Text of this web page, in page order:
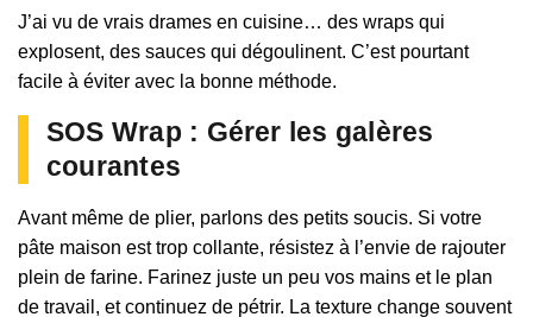
J’ai vu de vrais drames en cuisine… des wraps qui
explosent, des sauces qui dégoulinent. C’est pourtant
facile à éviter avec la bonne méthode.
SOS Wrap : Gérer les galères
courantes
Avant même de plier, parlons des petits soucis. Si votre
pâte maison est trop collante, résistez à l’envie de rajouter
plein de farine. Farinez juste un peu vos mains et le plan
de travail, et continuez de pétrir. La texture change souvent